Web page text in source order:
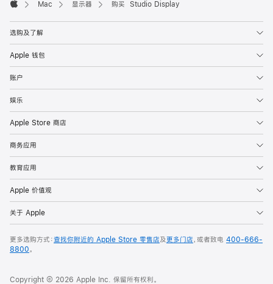
Mac 显示器 购买 Studio Display
选购及了解
Apple 钱包
账户
娱乐
Apple Store 商店
商务应用
教育应用
Apple 价值观
关于 Apple
更多选购方式：查找你附近的 Apple Store 零售店及更多门店，或者致电 400-666-
8800。
Copyright © 2026 Apple Inc. 保留所有权利。